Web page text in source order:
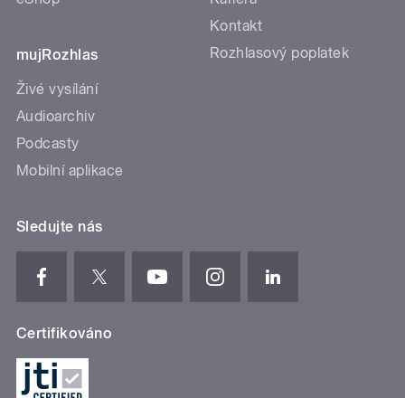
mujRozhlas
Živé vysílání
Audioarchiv
Podcasty
Mobilní aplikace
Kontakt
Rozhlasový poplatek
Sledujte nás
Certifikováno